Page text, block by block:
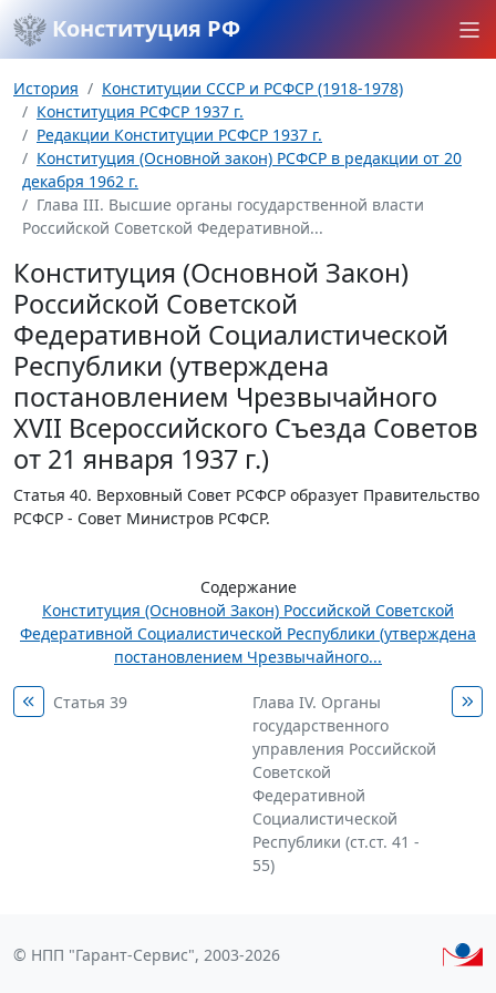
Конституция РФ
История
Конституции СССР и РСФСР (1918-1978)
Конституция РСФСР 1937 г.
Редакции Конституции РСФСР 1937 г.
Конституция (Основной закон) РСФСР в редакции от 20
декабря 1962 г.
Глава III. Высшие органы государственной власти
Российской Советской Федеративной...
Конституция (Основной Закон)
Российской Советской
Федеративной Социалистической
Республики (утверждена
постановлением Чрезвычайного
XVII Всероссийского Съезда Советов
от 21 января 1937 г.)
Статья 40. Верховный Совет РСФСР образует Правительство
РСФСР - Совет Министров РСФСР.
Содержание
Конституция (Основной Закон) Российской Советской
Федеративной Социалистической Республики (утверждена
постановлением Чрезвычайного...
Статья 39
Глава IV. Органы
государственного
управления Российской
Советской
Федеративной
Социалистической
Республики (ст.ст. 41 -
55)
© НПП "Гарант-Сервис", 2003-2026